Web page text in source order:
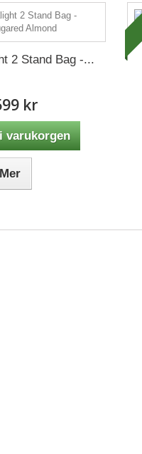
2 Stand Bag -...
kr
varukorgen
Mer